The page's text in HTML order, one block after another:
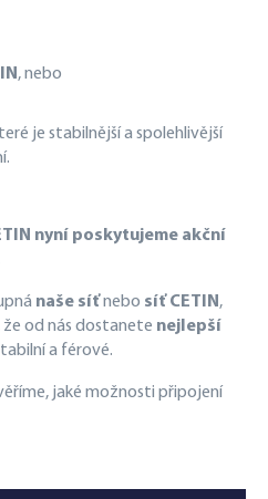
, nebo
je stabilnější a spolehlivější
nyní poskytujeme akční
naše síťnebo síť CETIN ,
od nás dostanete nejlepší
a férové.
jaké možnosti připojení